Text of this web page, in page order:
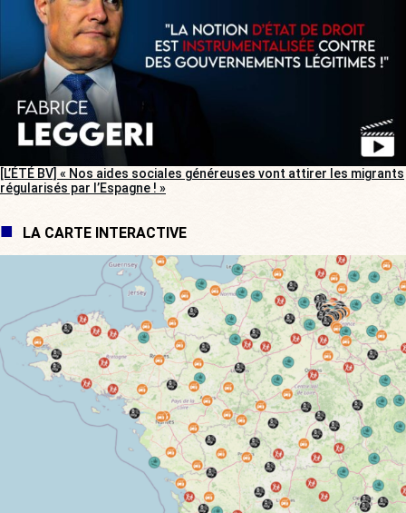
[L’ÉTÉ BV] « Nos aides sociales généreuses vont attirer les migrants
régularisés par l’Espagne ! »
LA CARTE INTERACTIVE